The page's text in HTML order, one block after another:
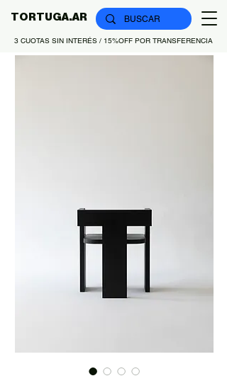
TORTUGA.AR
3 CUOTAS SIN INTERÉS / 15%OFF POR TRANSFERENCIA